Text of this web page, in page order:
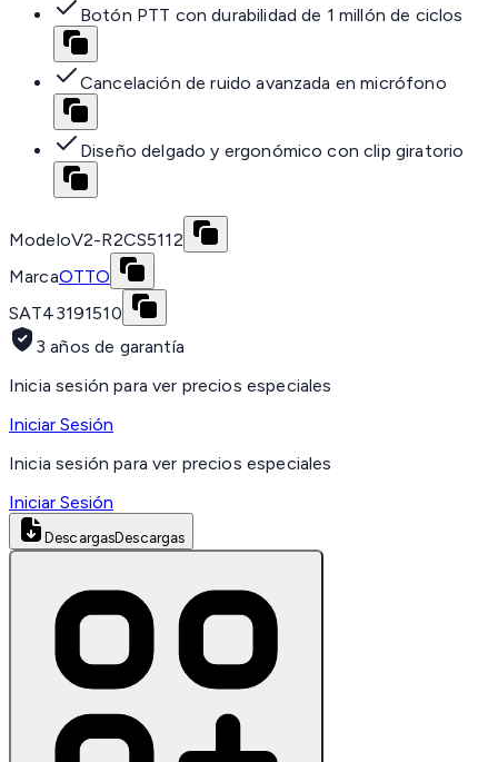
Botón PTT con durabilidad de 1 millón de ciclos
Cancelación de ruido avanzada en micrófono
Diseño delgado y ergonómico con clip giratorio
ModeloV2-R2CS5112
MarcaOTTO
SAT43191510
3 años de garantía
Inicia sesión para ver precios especiales
Iniciar Sesión
Inicia sesión para ver precios especiales
Iniciar Sesión
DescargasDescargas